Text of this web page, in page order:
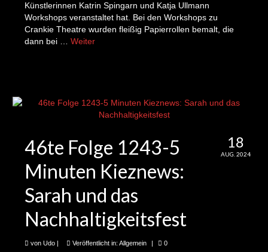
4te Folge: Irvandi und Projekt Questionarch
5te Folge: Katharina, der Hortgarten und die
7te Folge: Lotte, Glotzie und ihre/seine
9te Folge: Pino und der Garten des Jugend-
Kunst- und Kulturzentrums
10te Folge: Edda und der Sperrmüllflohmarkt
(und ein paar weitere Infos)
11te Folge: Jose und das freitägliche Gärtnern
auf dem Schmollerplatz
Künstlerinnen Katrin Spingarn und Katja Ullmann
Workshops veranstaltet hat. Bei den Workshops zu
Crankie Theatre wurden fleißig Papierrollen bemalt, die
dann bei … Weiter
18
AUG. 2024
46te Folge 1243-5
Minuten Kieznews:
Sarah und das
Nachhaltigkeitsfest
von Udo | Veröffentlicht in: Allgemein | 0